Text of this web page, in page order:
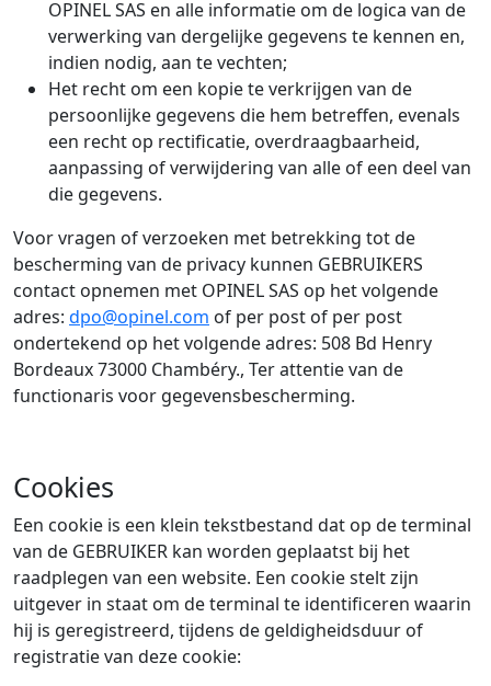
OPINEL SAS en alle informatie om de logica van de
verwerking van dergelijke gegevens te kennen en,
indien nodig, aan te vechten;
Het recht om een kopie te verkrijgen van de
persoonlijke gegevens die hem betreffen, evenals
een recht op rectificatie, overdraagbaarheid,
aanpassing of verwijdering van alle of een deel van
die gegevens.
Voor vragen of verzoeken met betrekking tot de
bescherming van de privacy kunnen GEBRUIKERS
contact opnemen met OPINEL SAS op het volgende
adres: dpo@opinel.com of per post of per post
ondertekend op het volgende adres: 508 Bd Henry
Bordeaux 73000 Chambéry., Ter attentie van de
functionaris voor gegevensbescherming.
Cookies
Een cookie is een klein tekstbestand dat op de terminal
van de GEBRUIKER kan worden geplaatst bij het
raadplegen van een website. Een cookie stelt zijn
uitgever in staat om de terminal te identificeren waarin
hij is geregistreerd, tijdens de geldigheidsduur of
registratie van deze cookie: